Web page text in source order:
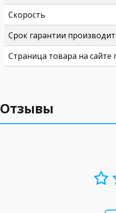
Скорость
Срок гарантии
Страница товара на сайте
Отзывы